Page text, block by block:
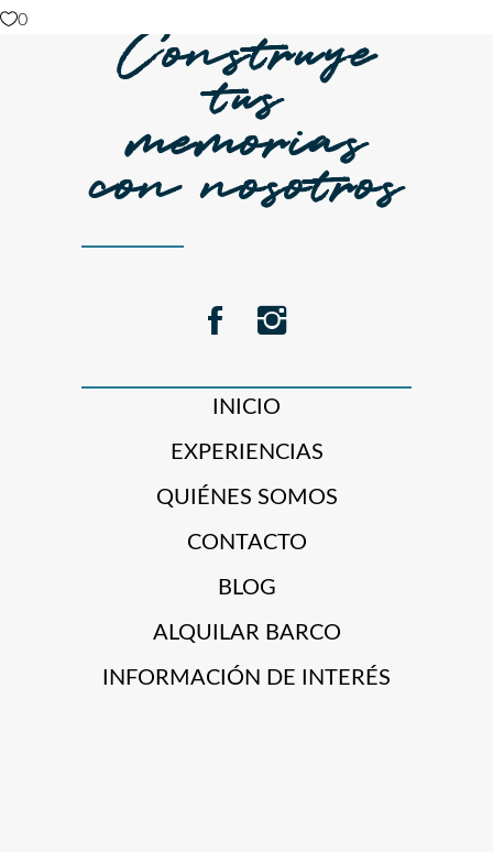
0 Construye
tus
memorias
con nosotros
INICIO
EXPERIENCIAS
QUIÉNES SOMOS
CONTACTO
BLOG
ALQUILAR BARCO
INFORMACIÓN DE INTERÉS